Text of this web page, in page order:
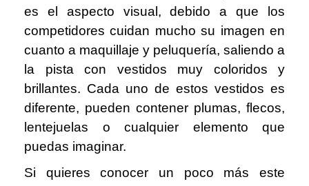
es el aspecto visual, debido a que los
competidores cuidan mucho su imagen en
cuanto a maquillaje y peluquería, saliendo a
la pista con vestidos muy coloridos y
brillantes. Cada uno de estos vestidos es
diferente, pueden contener plumas, flecos,
lentejuelas o cualquier elemento que
puedas imaginar.
Si quieres conocer un poco más este